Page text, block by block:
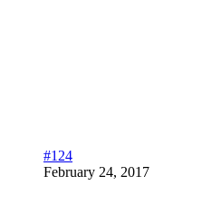
#124
February 24, 2017